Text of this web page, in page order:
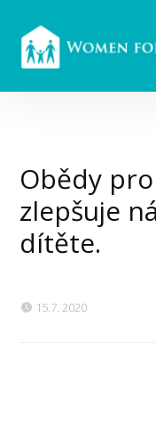
Obědy
zlepšuje
dítěte.
15.7. 2020